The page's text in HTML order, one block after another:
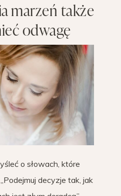
marzeń także
odwagę
o słowach, które
decyzje tak, jak